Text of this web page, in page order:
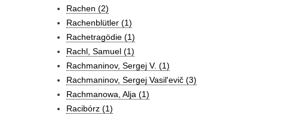
Rachen (2)
Rachenblütler (1)
Rachetragödie (1)
Rachl, Samuel (1)
Rachmaninov, Sergej V. (1)
Rachmaninov, Sergej Vasilʹevič (3)
Rachmanowa, Alja (1)
Racibórz (1)